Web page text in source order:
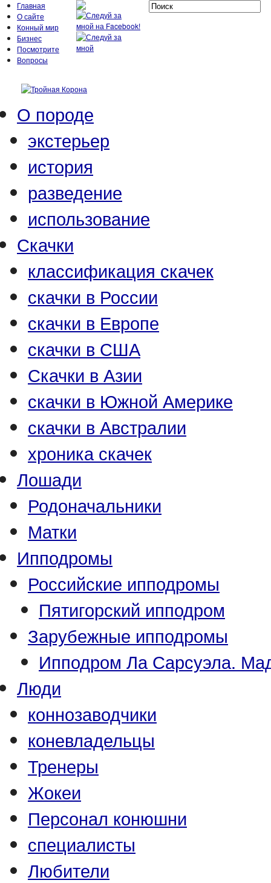
Главная
О сайте
Конный мир
Бизнес
Посмотрите
Вопросы
О породе
экстерьер
история
разведение
использование
Скачки
классификация скачек
скачки в России
скачки в Европе
скачки в США
Скачки в Азии
скачки в Южной Америке
скачки в Австралии
хроника скачек
Лошади
Родоначальники
Матки
Ипподромы
Российские ипподромы
Пятигорский ипподром
Зарубежные ипподромы
Ипподром Ла Сарсуэла.
Люди
коннозаводчики
коневладельцы
Тренеры
Жокеи
Персонал конюшни
специалисты
Любители